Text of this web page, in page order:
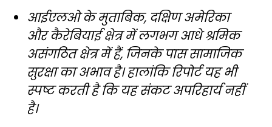
आईएलओ के मुताबिक, दक्षिण अमेरिका
और कैरेबियाई क्षेत्र में लगभग आधे श्रमिक
असंगठित क्षेत्र में हैं, जिनके पास सामाजिक
सुरक्षा का अभाव है। हालांकि रिपोर्ट यह भी
स्पष्ट करती है कि यह संकट अपरिहार्य नहीं
है।